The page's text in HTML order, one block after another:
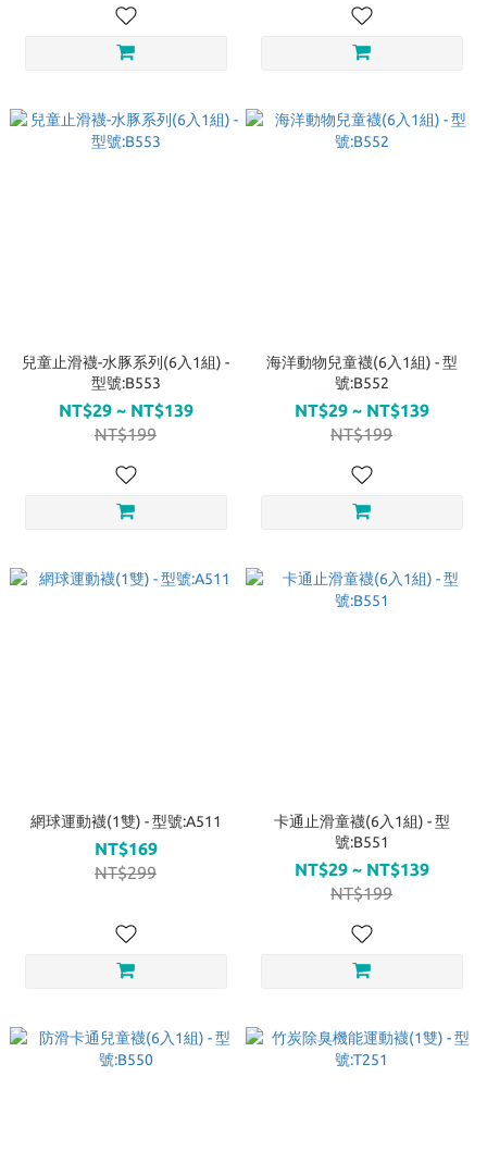
兒童止滑襪-水豚系列(6入1組) -
型號:B553
NT$29 ~ NT$139
NT$199
海洋動物兒童襪(6入1組) - 型
號:B552
NT$29 ~ NT$139
NT$199
網球運動襪(1雙) - 型號:A511
NT$169
NT$299
卡通止滑童襪(6入1組) - 型
號:B551
NT$29 ~ NT$139
NT$199